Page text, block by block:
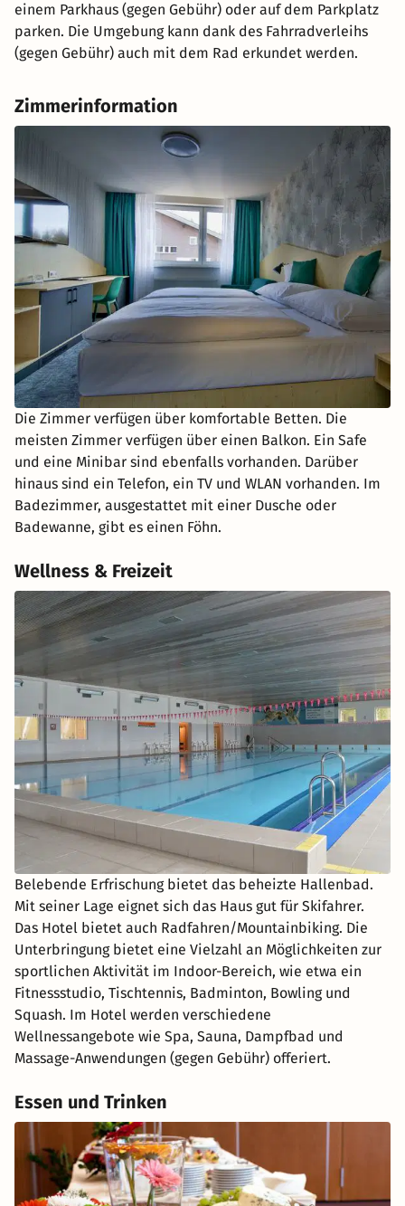
einem Parkhaus (gegen Gebühr) oder auf dem Parkplatz
parken. Die Umgebung kann dank des Fahrradverleihs
(gegen Gebühr) auch mit dem Rad erkundet werden.
Zimmerinformation
Die Zimmer verfügen über komfortable Betten. Die
meisten Zimmer verfügen über einen Balkon. Ein Safe
und eine Minibar sind ebenfalls vorhanden. Darüber
hinaus sind ein Telefon, ein TV und WLAN vorhanden. Im
Badezimmer, ausgestattet mit einer Dusche oder
Badewanne, gibt es einen Föhn.
Wellness & Freizeit
Belebende Erfrischung bietet das beheizte Hallenbad.
Mit seiner Lage eignet sich das Haus gut für Skifahrer.
Das Hotel bietet auch Radfahren/Mountainbiking. Die
Unterbringung bietet eine Vielzahl an Möglichkeiten zur
sportlichen Aktivität im Indoor-Bereich, wie etwa ein
Fitnessstudio, Tischtennis, Badminton, Bowling und
Squash. Im Hotel werden verschiedene
Wellnessangebote wie Spa, Sauna, Dampfbad und
Massage-Anwendungen (gegen Gebühr) offeriert.
Essen und Trinken